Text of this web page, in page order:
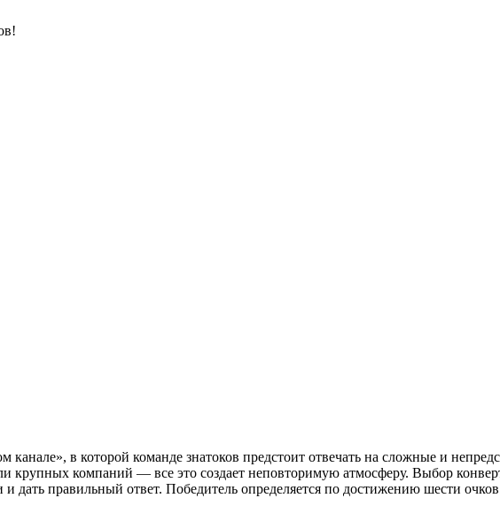
канале», в которой команде знатоков предстоит отвечать на сложные и
крупных компаний — все это создает неповторимую атмосферу. Выбор
дать правильный ответ. Победитель определяется по достижению шести